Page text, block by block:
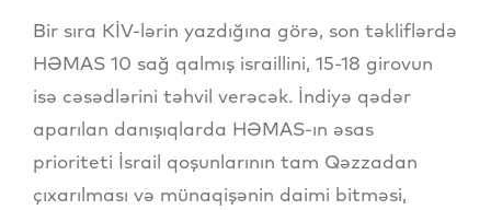
Bir sıra KİV-lərin yazdığına görə, son təkliflərdə
HƏMAS 10 sağ qalmış israillini, 15-18 girovun
isə cəsədlərini təhvil verəcək. İndiyə qədər
aparılan danışıqlarda HƏMAS-ın əsas
prioriteti İsrail qoşunlarının tam Qəzzadan
çıxarılması və münaqişənin daimi bitməsi,